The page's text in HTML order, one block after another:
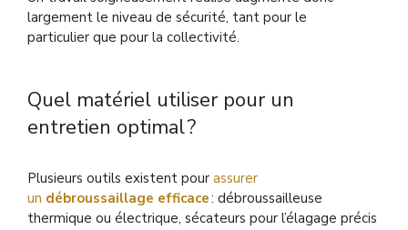
largement le niveau de sécurité, tant pour le
particulier que pour la collectivité.
Quel matériel utiliser pour un
entretien optimal ?
Plusieurs outils existent pour assurer
un débroussaillage efficace: débroussailleuse
thermique ou électrique, sécateurs pour l’élagage précis